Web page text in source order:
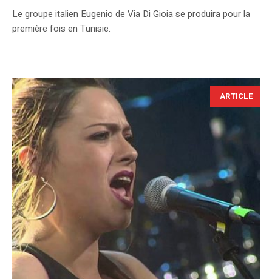
Le groupe italien Eugenio de Via Di Gioia se produira pour la
première fois en Tunisie.
ARTICLE